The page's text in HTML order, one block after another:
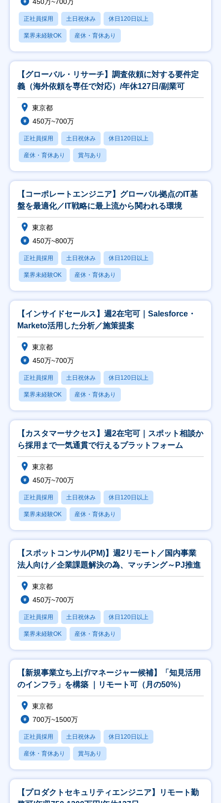
正社員採用 土日祝休み 休日120日以上
業界未経験OK 産休・育休あり
【グローバル・リサーチ】調査依頼に対する要件定
義（海外依頼を専任で対応）/年休127日/副業可
東京都
450万~700万
正社員採用 土日祝休み 休日120日以上
産休・育休あり 賞与あり
【コーポレートエンジニア】グローバル拠点のIT基
盤を最適化／IT戦略に最上流から関われる環境
東京都
450万~800万
正社員採用 土日祝休み 休日120日以上
業界未経験OK 産休・育休あり
【インサイドセールス】週2在宅可｜Salesforce・
Marketo活用した分析／施策提案
東京都
450万~700万
正社員採用 土日祝休み 休日120日以上
業界未経験OK 産休・育休あり
【カスタマーサクセス】週2在宅可｜スポット相談か
ら採用まで一気通貫で行えるプラットフォーム
東京都
450万~700万
正社員採用 土日祝休み 休日120日以上
業界未経験OK 産休・育休あり
【スポットコンサル(PM)】週2リモート／国内事業
法人向け／企業課題解決の為、マッチング～PJ推進
東京都
450万~700万
正社員採用 土日祝休み 休日120日以上
業界未経験OK 産休・育休あり
【新規事業立ち上げ/マネージャー候補】「知見活用
のインフラ」を構築 ｜リモート可（月の50%）
東京都
700万~1500万
正社員採用 土日祝休み 休日120日以上
産休・育休あり 賞与あり
【プロダクトセキュリティエンジニア】リモート勤